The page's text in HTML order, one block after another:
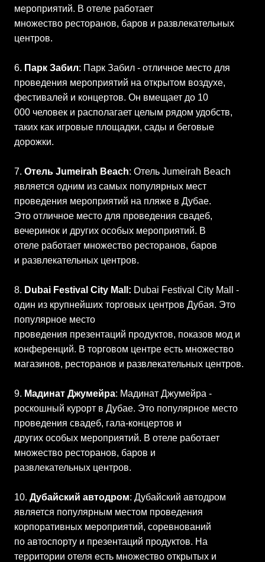
мероприятий. В отеле работает
множество ресторанов, баров и развлекательных
центров.
6. Парк Забил: Парк Забил - отличное место для
проведения мероприятий на открытом воздухе,
фестивалей и концертов. Он вмещает до 10
000 человек и располагает целым рядом удобств,
таких как игровые площадки, сады и беговые
дорожки.
7. Отель Jumeirah Beach: Отель Jumeirah Beach
является одним из самых популярных мест
проведения мероприятий на пляже в Дубае.
Это отличное место для проведения свадеб,
вечеринок и других особых мероприятий. В
отеле работает множество ресторанов, баров
и развлекательных центров.
8. Dubai Festival City Mall: Dubai Festival City Mall -
один из крупнейших торговых центров Дубая. Это
популярное место
проведения презентаций продуктов, показов мод и
конференций. В торговом центре есть множество
магазинов, ресторанов и развлекательных центров.
9. Мадинат Джумейра: Мадинат Джумейра -
роскошный курорт в Дубае. Это популярное место
проведения свадеб, гала-концертов и
других особых мероприятий. В отеле работает
множество ресторанов, баров и
развлекательных центров.
10. Дубайский автодром: Дубайский автодром
является популярным местом проведения
корпоративных мероприятий, соревнований
по автоспорту и презентаций продуктов. На
территории отеля есть множество открытых и